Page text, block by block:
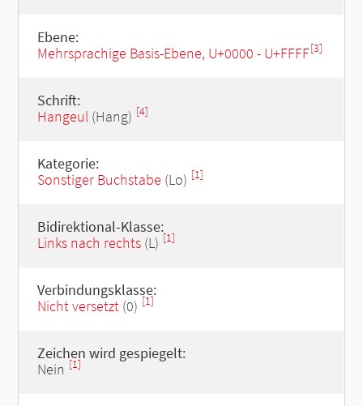
Ebene:
Mehrsprachige Basis-Ebene, U+0000 - U+FFFF[3]
Schrift:
Hangeul(Hang) [4]
Kategorie:
Sonstiger Buchstabe (Lo) [1]
Bidirektional-Klasse:
Links nach rechts(L) [1]
Verbindungsklasse:
Nicht versetzt(0) [1]
Zeichen wird gespiegelt:
Nein [1]